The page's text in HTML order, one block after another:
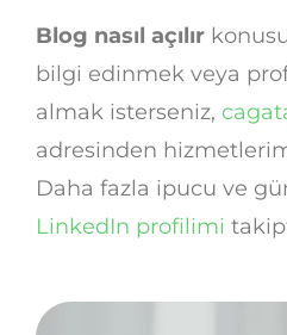
Blog nasıl açılır
bilgi edinmek veya
almak isterseniz,
adresinden
Daha fazla ipucu ve
LinkedIn profilimi